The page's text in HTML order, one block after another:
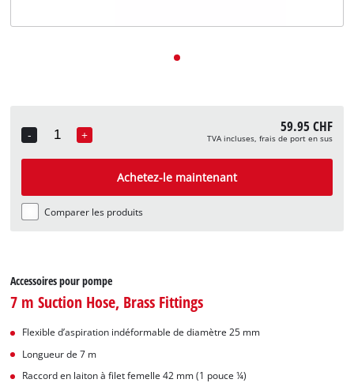
-
Quantity
+ 59.95 CHF
TVA incluses, frais de port en sus
Achetez-le maintenant
Comparer les produits
Accessoires pour pompe
7 m Suction Hose, Brass Fittings
Flexible d’aspiration indéformable de diamètre 25 mm
Longueur de 7 m
Raccord en laiton à filet femelle 42 mm (1 pouce ¼)